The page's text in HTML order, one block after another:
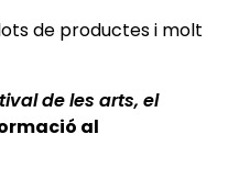
de productes i molt
de les arts, el
al